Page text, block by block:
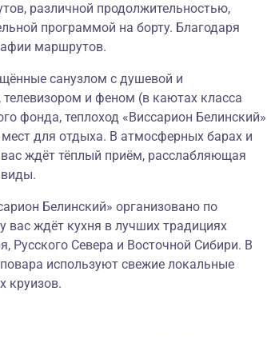
различной продолжительностью,
программой на борту. Благодаря
маршрутов.
санузлом с душевой и
и феном (в каютах класса
фонда, теплоход «Виссарион Белинский»
для отдыха. В атмосферных барах и
ждёт тёплый приём, расслабляющая
Белинский» организовано по
вас ждёт кухня в лучших традициях
Русского Севера и Восточной Сибири. В
используют свежие локальные
круизов.